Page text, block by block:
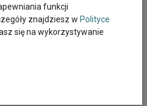
funkcji
znajdziesz w Polityce
się na wykorzystywanie